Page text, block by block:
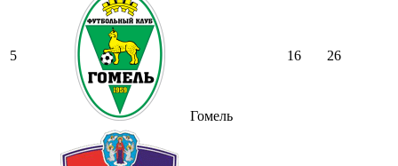
5
Гомель
16 26